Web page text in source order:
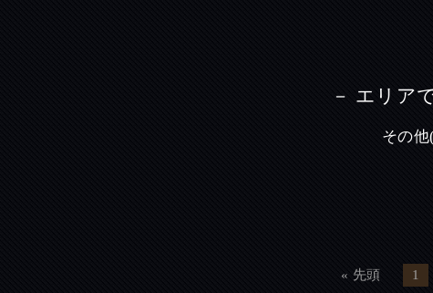
－ エリア
その他
« 先頭 1